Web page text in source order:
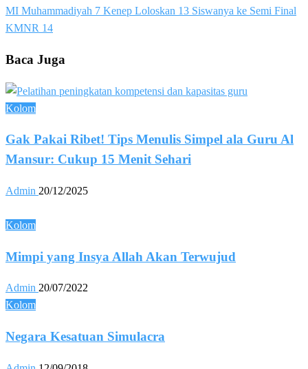
navigation
Post
Next
Post
MI Muhammadiyah 7 Kenep Loloskan 13 Siswanya ke Semi Final
KMNR 14
Baca Juga
Kolom
Gak Pakai Ribet! Tips Menulis Simpel ala Guru Al
Mansur: Cukup 15 Menit Sehari
Admin 20/12/2025
Kolom
Mimpi yang Insya Allah Akan Terwujud
Admin 20/07/2022
Kolom
Negara Kesatuan Simulacra